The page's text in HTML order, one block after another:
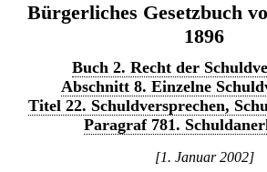
Bürgerliches Gesetzbuch
1896
Buch 2. Recht der
Abschnitt 8. Einzelne
Titel 22. Schuldversprechen,
Paragraf 781.
[1. Januar 2002]